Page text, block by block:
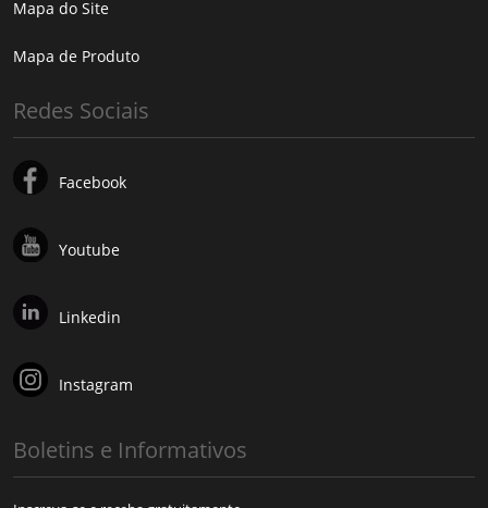
Mapa do Site
Mapa de Produto
Redes Sociais
Facebook
Youtube
Linkedin
Instagram
Boletins e Informativos